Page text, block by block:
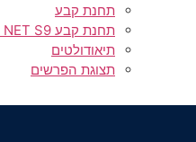
תחנת קבע
תחנת קבע SOUTH NET S9
תיאודולטים
תצוגת הפרשים